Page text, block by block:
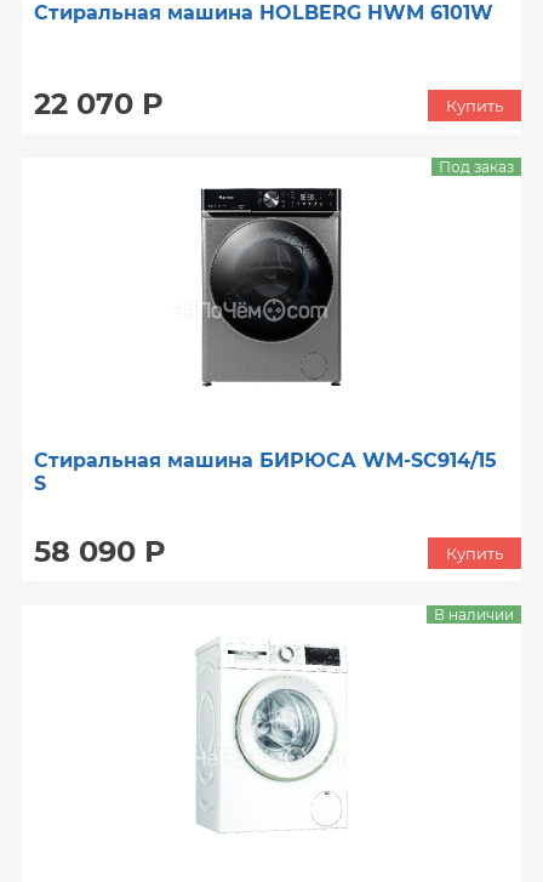
Стиральная машина HOLBERG HWM 6101W
22 070 Р Купить
Стиральная машина БИРЮСА WM-SC914/15
S
58 090 Р
Под заказ
Купить
В наличии